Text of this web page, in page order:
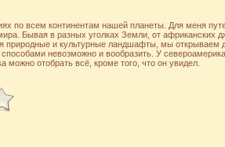
по всем континентам нашей планеты. Для меня
Бывая в разных уголках Земли, от африканских
природные и культурные ландшафты, мы открываем
невозможно и вообразить. У
можно отобрать всё, кроме того, что он увидел.